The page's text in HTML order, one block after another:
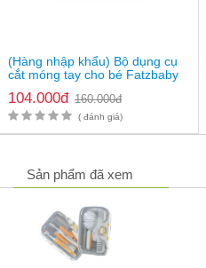
(Hàng nhập khẩu) Bộ dụng cụ
cắt móng tay cho bé Fatzbaby
104.000đ 160.000đ
( đánh giá)
Sản phẩm đã xem